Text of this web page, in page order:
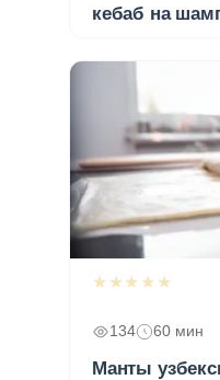
кебаб на
★★★★★
134 60 мин
Манты